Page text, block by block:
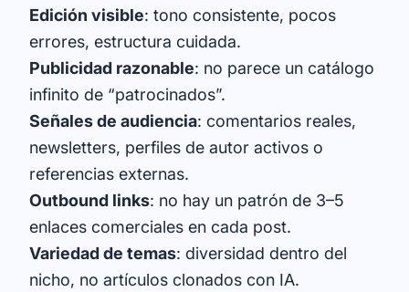
Edición visible: tono consistente, pocos
errores, estructura cuidada.
Publicidad razonable: no parece un catálogo
infinito de “patrocinados”.
Señales de audiencia: comentarios reales,
newsletters, perfiles de autor activos o
referencias externas.
Outbound links: no hay un patrón de 3–5
enlaces comerciales en cada post.
Variedad de temas: diversidad dentro del
nicho, no artículos clonados con IA.